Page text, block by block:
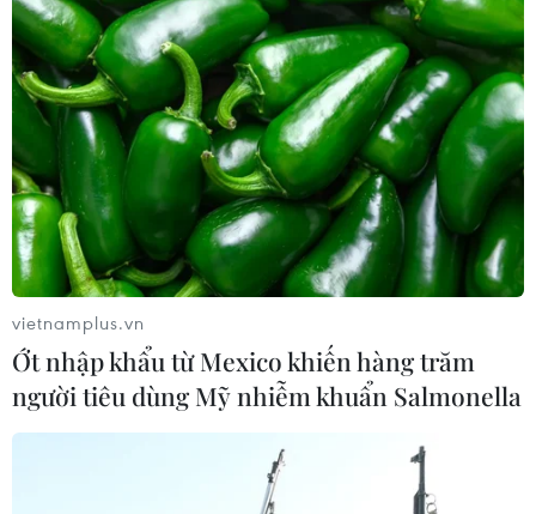
vietnamplus.vn
Ớt nhập khẩu từ Mexico khiến hàng trăm
người tiêu dùng Mỹ nhiễm khuẩn Salmonella